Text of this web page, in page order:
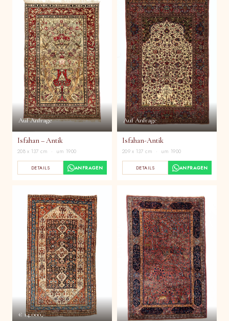
Auf Anfrage
Isfahan – Antik
208 x 137 cm · um 1900
DETAILS ANFRAGEN
Auf Anfrage
Isfahan-Antik
209 x 137 cm · um 1900
DETAILS ANFRAGEN
€ 14.000,-